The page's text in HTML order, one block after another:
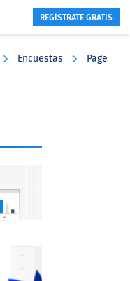
REGÍSTRATE GRATIS
Encuestas
Page